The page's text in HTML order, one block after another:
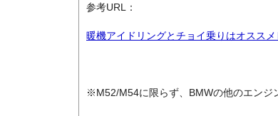
参考URL：
暖機アイドリングとチョイ乗りはオスス
※M52/M54に限らず、BMWの他のエンジ